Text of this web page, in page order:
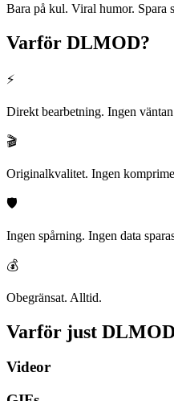
Bara på kul. Viral humor. Spara
Varför DLMOD?
⚡
Direkt bearbetning. Ingen
🎬
Originalkvalitet. Ingen
🛡️
Ingen spårning. Ingen data
💰
Obegränsat. Alltid.
Varför just
Videor